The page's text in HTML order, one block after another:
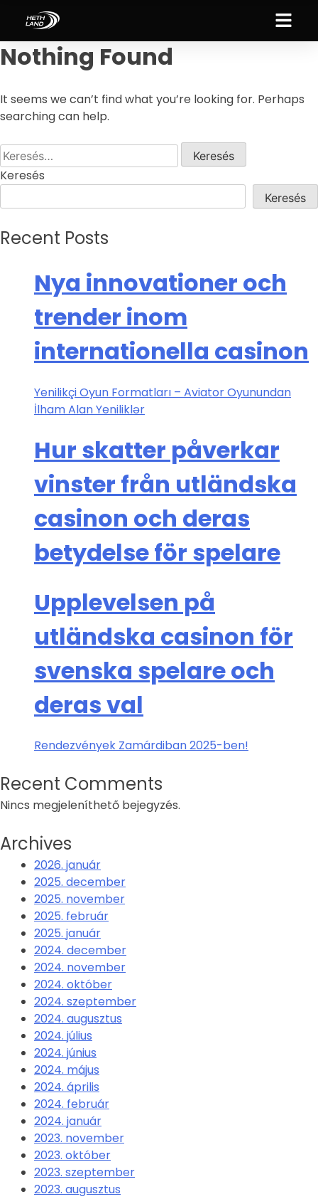
Nothing Found
It seems we can’t find what you’re looking for. Perhaps
searching can help.
Keresés
Keresés
Recent Posts
Nya innovationer och
trender inom
internationella casinon
Yenilikçi Oyun Formatları – Aviator Oyunundan
İlham Alan Yeniliklər
Hur skatter påverkar
vinster från utländska
casinon och deras
betydelse för spelare
Upplevelsen på
utländska casinon för
svenska spelare och
deras val
Rendezvények Zamárdiban 2025-ben!
Recent Comments
Nincs megjeleníthető bejegyzés.
Archives
2026. január
2025. december
2025. november
2025. február
2025. január
2024. december
2024. november
2024. október
2024. szeptember
2024. augusztus
2024. július
2024. június
2024. május
2024. április
2024. február
2024. január
2023. november
2023. október
2023. szeptember
2023. augusztus